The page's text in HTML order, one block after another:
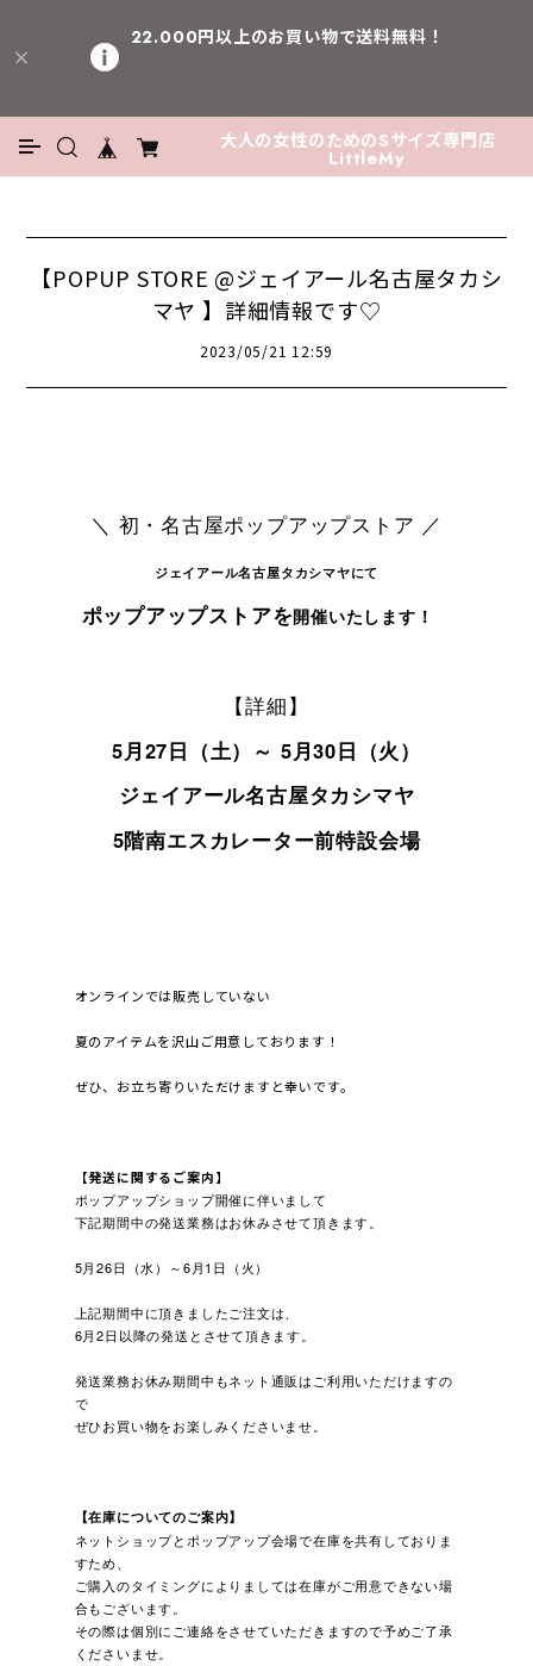
22.000円以上のお買い物で送料無料！
大人の女性のためのSサイズ専門店
LittleMy
【POPUP STORE @ジェイアール名古屋タカシ
マヤ 】詳細情報です♡
2023/05/21 12:59
＼ 初・名古屋ポップアップストア ／
ジェイアール名古屋タカシマヤにて
ポップアップストアを開催いたします！
【詳細】
5月27日（土）～ 5月30日（火）
ジェイアール名古屋タカシマヤ
5階南エスカレーター前特設会場
オンラインでは販売していない
夏のアイテムを沢山ご用意しております！
ぜひ、お立ち寄りいただけますと幸いです。
【発送に関するご案内】
ポップアップショップ開催に伴いまして
下記期間中の発送業務はお休みさせて頂きます。
5月26日（水）～6月1日（火）
上記期間中に頂きましたご注文は、
6月2日以降の発送とさせて頂きます。
発送業務お休み期間中もネット通販はご利用いただけますの
で
ぜひお買い物をお楽しみくださいませ。
【在庫についてのご案内】
ネットショップとポップアップ会場で在庫を共有しておりま
すため、
ご購入のタイミングによりましては在庫がご用意できない場
合もございます。
その際は個別にご連絡をさせていただきますので予めご了承
くださいませ。